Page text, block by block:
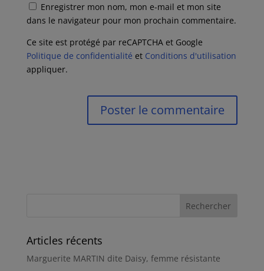
Enregistrer mon nom, mon e-mail et mon site
dans le navigateur pour mon prochain commentaire.
Ce site est protégé par reCAPTCHA et Google
Politique de confidentialité et Conditions d'utilisation
appliquer.
Articles récents
Marguerite MARTIN dite Daisy, femme résistante